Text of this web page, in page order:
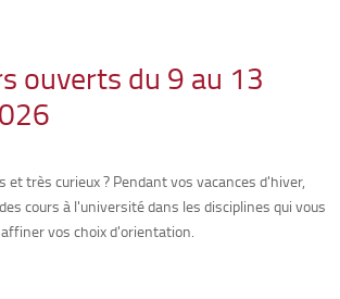
ouverts du 9 au 13
et très curieux ? Pendant vos vacances d'hiver,
cours à l'université dans les disciplines qui vous
vos choix d'orientation.